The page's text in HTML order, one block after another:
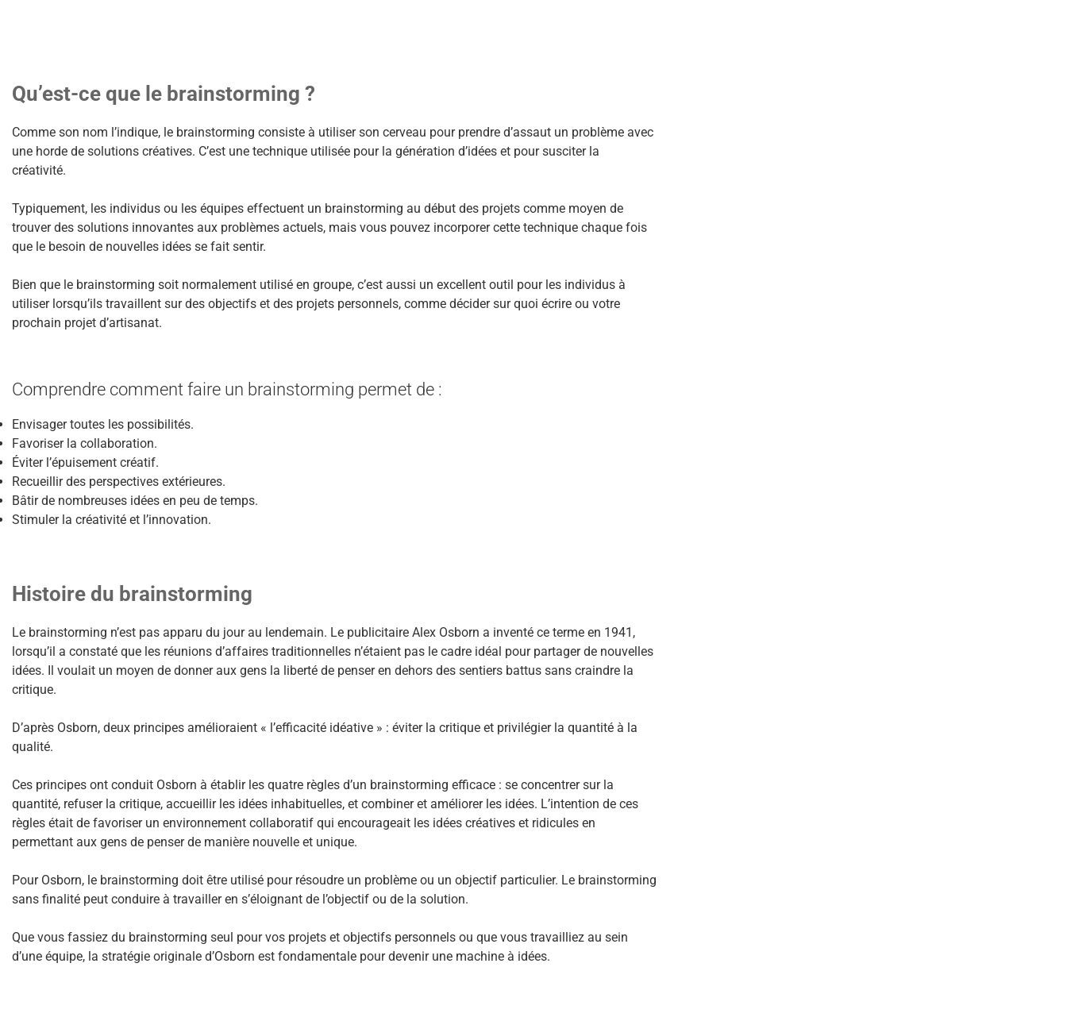
Qu’est-ce que le brainstorming ?
Comme son nom l’indique, le brainstorming consiste à utiliser son cerveau pour prendre d’assaut un problème avec
une horde de solutions créatives. C’est une technique utilisée pour la génération d’idées et pour susciter la
créativité.
Typiquement, les individus ou les équipes effectuent un brainstorming au début des projets comme moyen de
trouver des solutions innovantes aux problèmes actuels, mais vous pouvez incorporer cette technique chaque fois
que le besoin de nouvelles idées se fait sentir.
Bien que le brainstorming soit normalement utilisé en groupe, c’est aussi un excellent outil pour les individus à
utiliser lorsqu’ils travaillent sur des objectifs et des projets personnels, comme décider sur quoi écrire ou votre
prochain projet d’artisanat.
Comprendre comment faire un brainstorming permet de :
Envisager toutes les possibilités.
Favoriser la collaboration.
Éviter l’épuisement créatif.
Recueillir des perspectives extérieures.
Bâtir de nombreuses idées en peu de temps.
Stimuler la créativité et l’innovation.
Histoire du brainstorming
Le brainstorming n’est pas apparu du jour au lendemain. Le publicitaire Alex Osborn a inventé ce terme en 1941,
lorsqu’il a constaté que les réunions d’affaires traditionnelles n’étaient pas le cadre idéal pour partager de nouvelles
idées. Il voulait un moyen de donner aux gens la liberté de penser en dehors des sentiers battus sans craindre la
critique.
D’après Osborn, deux principes amélioraient « l’efficacité idéative » : éviter la critique et privilégier la quantité à la
qualité.
Ces principes ont conduit Osborn à établir les quatre règles d’un brainstorming efficace : se concentrer sur la
quantité, refuser la critique, accueillir les idées inhabituelles, et combiner et améliorer les idées. L’intention de ces
règles était de favoriser un environnement collaboratif qui encourageait les idées créatives et ridicules en
permettant aux gens de penser de manière nouvelle et unique.
Pour Osborn, le brainstorming doit être utilisé pour résoudre un problème ou un objectif particulier. Le brainstorming
sans finalité peut conduire à travailler en s’éloignant de l’objectif ou de la solution.
Que vous fassiez du brainstorming seul pour vos projets et objectifs personnels ou que vous travailliez au sein
d’une équipe, la stratégie originale d’Osborn est fondamentale pour devenir une machine à idées.